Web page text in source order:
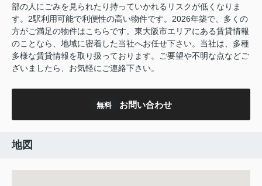
部の人にごみを見られたり持っていかれるリスクが低くなりま
す。2駅利用可能で利便性の高い物件です。2026年築で、多くの
方がご満足の物件はこちらです。東大阪市エリアにある賃貸情報
のことなら、地域に密着した当社へお任せ下さい。当社は、多種
多様な賃貸情報を取り扱っております。ご要望や不明な点などご
ざいましたら、お気軽にご連絡下さい。
無料 お問い合わせ
地図